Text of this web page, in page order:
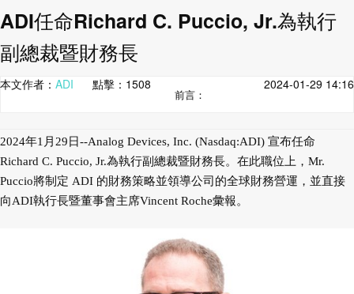
ADI任命Richard C. Puccio, Jr.為執行
副總裁暨財務長
本文作者： ADI 點擊： 1508 2024-01-29 14:16
前言：
2024年1月29日--Analog Devices, Inc. (Nasdaq:ADI) 宣布任命
Richard C. Puccio, Jr.為執行副總裁暨財務長。在此職位上，Mr.
Puccio將制定 ADI 的財務策略並領導公司的全球財務營運，並直接
向ADI執行長暨董事會主席Vincent Roche彙報。